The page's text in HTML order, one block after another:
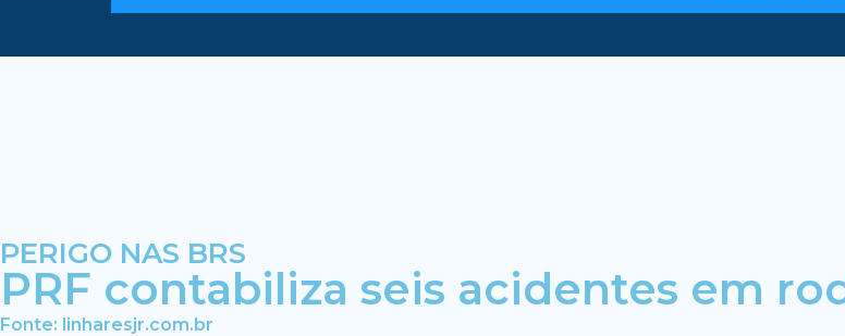
PERIGO NAS BRS
PRF contabiliza seis acidentes em
Fonte: linharesjr.com.br